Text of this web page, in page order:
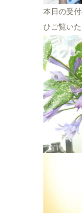
本日の受
ひご覧い